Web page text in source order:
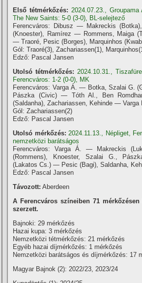
Első tétmérkőzés: 2024.07.23.,
The New Saints: 5-0 (3-0), BL-selejtező
Ferencváros: Dibusz — Makreckis
(Knoester), Ramírez — Rommens, Maiga
— Traoré, Pesic (Borges), Marquinhos
Gól: Traoré(3), Zachariassen(1),
Edző: Pascal Jansen
Utolsó tétmérkőzés: 2024.10.31.,
Ferencváros: 1-2 (0-0), MK
Ferencváros: Varga Á. — Botka, Szalai G.
Pászka (Civic) — Tóth Al., Ben
(Saldanha), Zachariassen, Kehinde — Varga
Gól: Zachariassen(2)
Edző: Pascal Jansen
Utolsó mérkőzés: 2024.11.13., Népliget,
nemzetközi barátságos
Ferencváros: Varga Á. — Makreckis
(Rommens), Knoester, Szalai G.,
(Lakatos Cs.) — Pesic (Bagi), Saldanha,
Edző: Pascal Jansen
Távozott: Aberdeen
A Ferencváros szí­neiben 71
szerzett.
Bajnoki: 29 mérkőzés
Hazai kupa: 3 mérkőzés
Nemzetközi tétmérkőzés: 21 mérkőzés
Egyéb hazai dí­jmérkőzés: 1 mérkőzés
Nemzetközi barátságos és dí­jmérkőzés: 17
Magyar Bajnok (2): 2022/23, 2023/24